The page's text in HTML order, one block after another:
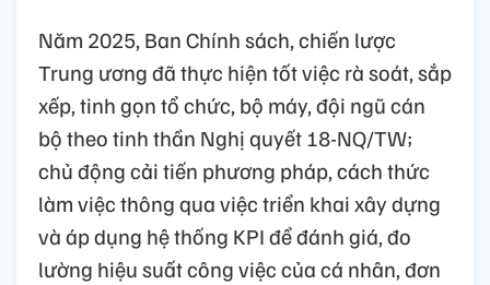
Năm 2025, Ban Chính sách, chiến lược
Trung ương đã thực hiện tốt việc rà soát, sắp
xếp, tinh gọn tổ chức, bộ máy, đội ngũ cán
bộ theo tinh thần Nghị quyết 18-NQ/TW;
chủ động cải tiến phương pháp, cách thức
làm việc thông qua việc triển khai xây dựng
và áp dụng hệ thống KPI để đánh giá, đo
lường hiệu suất công việc của cá nhân, đơn